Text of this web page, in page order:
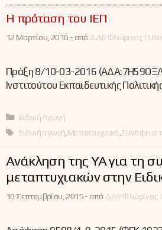
Η πρόταση του ΙΕΠ
12 Μαρτίου, 2016 -από ΔΔΕ Φλώρινας |
Πράξη 8/10-03-2016
Ινστιτούτου Εκπαιδευτικής
Κατηγορίες
Ειδική Αγωγή
Ετικέτες
Ειδική αγωγή Μεταπτυχιακά Συνάφεια
Ανάκληση της ΥΑ για τη
μεταπτυχιακών στην
10 Σεπτεμβρίου, 2015 -από ΔΔΕ Φλώρινας